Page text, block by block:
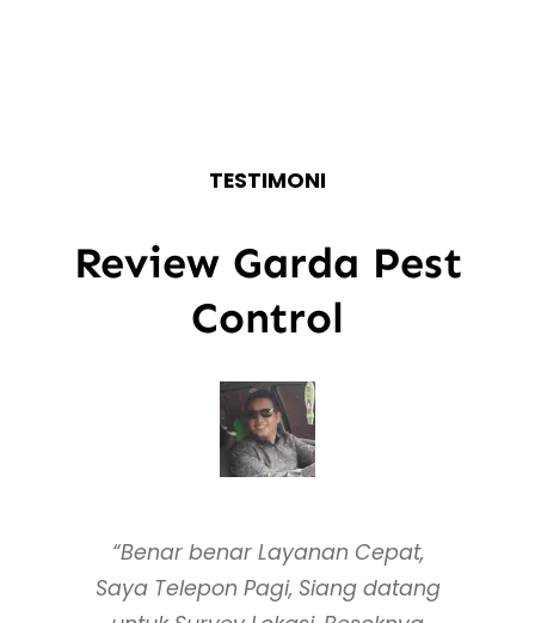
TESTIMONI
Review Garda Pest
Control
“Benar benar Layanan Cepat,
Saya Telepon Pagi, Siang datang